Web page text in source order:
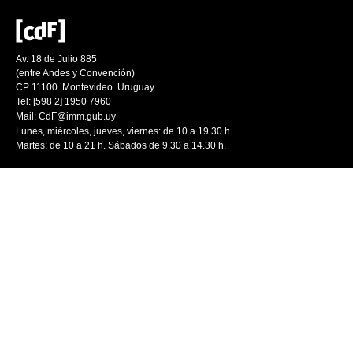
Av. 18 de Julio 885
(entre Andes y Convención)
CP 11100. Montevideo. Uruguay
Tel: [598 2] 1950 7960
Mail: CdF@imm.gub.uy
Lunes, miércoles, jueves, viernes: de 10 a 19.30 h.
Martes: de 10 a 21 h. Sábados de 9.30 a 14.30 h.